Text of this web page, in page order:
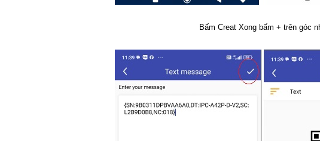
Bấm Creat Xong bấm + trên góc